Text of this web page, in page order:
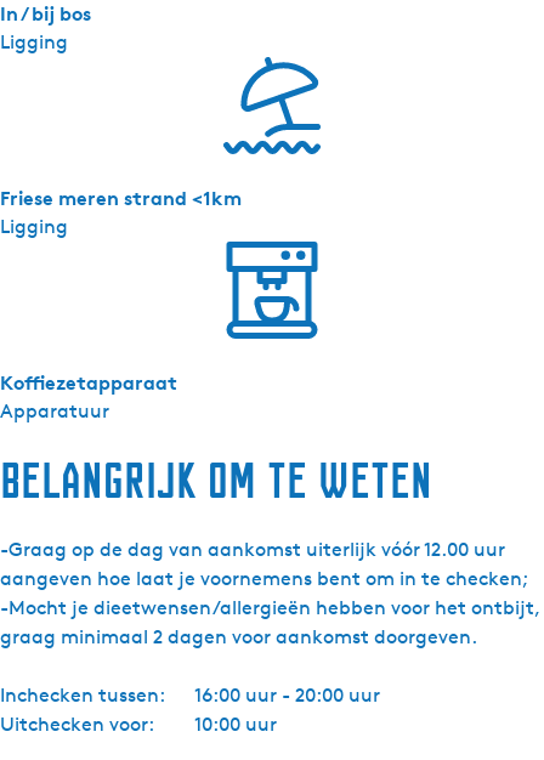
Ligging
In / bij bos
Ligging
Friese meren strand <1km
Apparatuur
Koffiezetapparaat
Belangrijk om te weten
-Graag op de dag van aankomst uiterlijk vóór 12.00 uur
aangeven hoe laat je voornemens bent om in te checken;
-Mocht je dieetwensen/allergieën hebben voor het ontbijt,
graag minimaal 2 dagen voor aankomst doorgeven.
Inchecken tussen:
16:00 uur - 20:00 uur
Uitchecken voor:
10:00 uur